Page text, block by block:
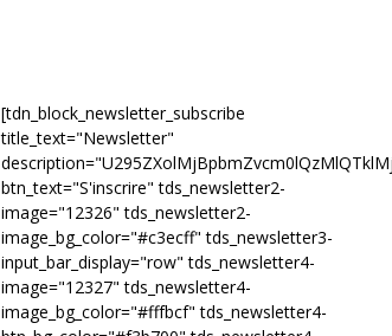
[tdn_block_newsletter_subscribe
title_text="Newsletter"
btn_text="S'inscrire" tds_newsletter2-
image="12326" tds_newsletter2-
image_bg_color="#c3ecff" tds_newsletter3-
input_bar_display="row" tds_newsletter4-
image="12327" tds_newsletter4-
image_bg_color="#fffbcf" tds_newsletter4-